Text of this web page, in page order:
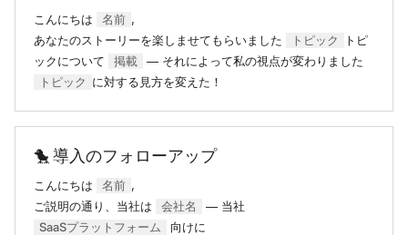
こんにちは 名前 ,
あなたのストーリーを楽しませてもらいました
トピック
トピ
ックについて
掲載
— それによって私の視点が変わりました
トピック に対する見方を変えた！
🐤 導入のフォローアップ
こんにちは 名前 ,
ご説明の通り、当社は
会社名
— 当社
SaaSプラットフォーム
向けに